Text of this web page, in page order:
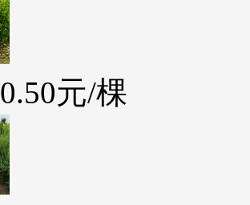
0.50元/棵